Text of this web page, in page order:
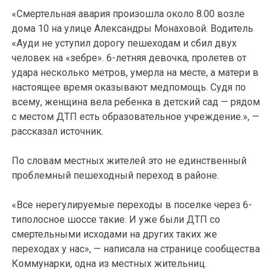
«Смертельная авария произошла около 8.00 возле
дома 10 на улице Александры Монаховой. Водитель
«Ауди не уступил дорогу пешеходам и сбил двух
человек на «зебре». 6-летняя девочка, пролетев от
удара несколько метров, умерла на месте, а матери в
настоящее время оказывают медпомощь. Судя по
всему, женщина вела ребенка в детский сад — рядом
с местом ДТП есть образовательное учреждение.», —
рассказал источник.
По словам местных жителей это не единственный
проблемный пешеходный переход в районе.
«Все нерегулируемые переходы в поселке через 6-
типолосное шоссе такие. И уже были ДТП со
смертельными исходами на других таких же
переходах у нас», — написала на странице сообщества
Коммунарки, одна из местных жительниц.